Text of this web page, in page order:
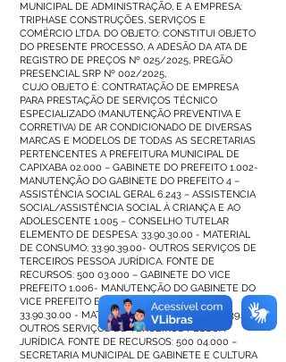
MUNICIPAL DE ADMINISTRAÇÃO, E A EMPRESA:
TRIPHASE CONSTRUÇÕES, SERVIÇOS E
COMÉRCIO LTDA. DO OBJETO: CONSTITUI OBJETO
DO PRESENTE PROCESSO, A ADESÃO DA ATA DE
REGISTRO DE PREÇOS Nº 025/2025, PREGÃO
PRESENCIAL SRP Nº 002/2025,
CUJO OBJETO É: CONTRATAÇÃO DE EMPRESA
PARA PRESTAÇÃO DE SERVIÇOS TÉCNICO
ESPECIALIZADO (MANUTENÇÃO PREVENTIVA E
CORRETIVA) DE AR CONDICIONADO DE DIVERSAS
MARCAS E MODELOS DE TODAS AS SECRETARIAS
PERTENCENTES A PREFEITURA MUNICIPAL DE
CAPIXABA 02.000 – GABINETE DO PREFEITO 1.002-
MANUTENÇÃO DO GABINETE DO PREFEITO 4 –
ASSISTÊNCIA SOCIAL GERAL 6.243 – ASSISTENCIA
SOCIAL/ASSISTÊNCIA SOCIAL À CRIANÇA E AO
ADOLESCENTE 1.005 – CONSELHO TUTELAR
ELEMENTO DE DESPESA: 33.90.30.00 - MATERIAL
DE CONSUMO; 33.90.39.00- OUTROS SERVIÇOS DE
TERCEIROS PESSOA JURÍDICA. FONTE DE
RECURSOS: 500 03.000 – GABINETE DO VICE
PREFEITO 1.006- MANUTENÇÃO DO GABINETE DO
VICE PREFEITO ELEMENTO DE DESPESA:
33.90.30.00 - MATERIAL DE CONSUMO;33.90.39.00-
OUTROS SERVIÇOS DE TERCEIROS PESSOA
JURÍDICA. FONTE DE RECURSOS: 500 04.000 –
SECRETARIA MUNICIPAL DE GABINETE E CULTURA